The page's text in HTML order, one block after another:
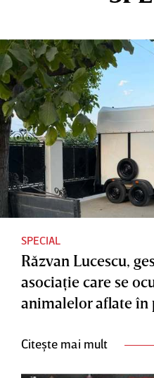
SPECIAL
Răzvan Lucescu,
asociaţie care se
animalelor aflate în
Citește mai mult